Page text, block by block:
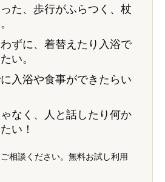
た、歩行がふらつく、杖
ずに、着替えたり入浴で
い。
入浴や食事ができたらい
なく、人と話したり何か
い！
相談ください。無料お試し利用